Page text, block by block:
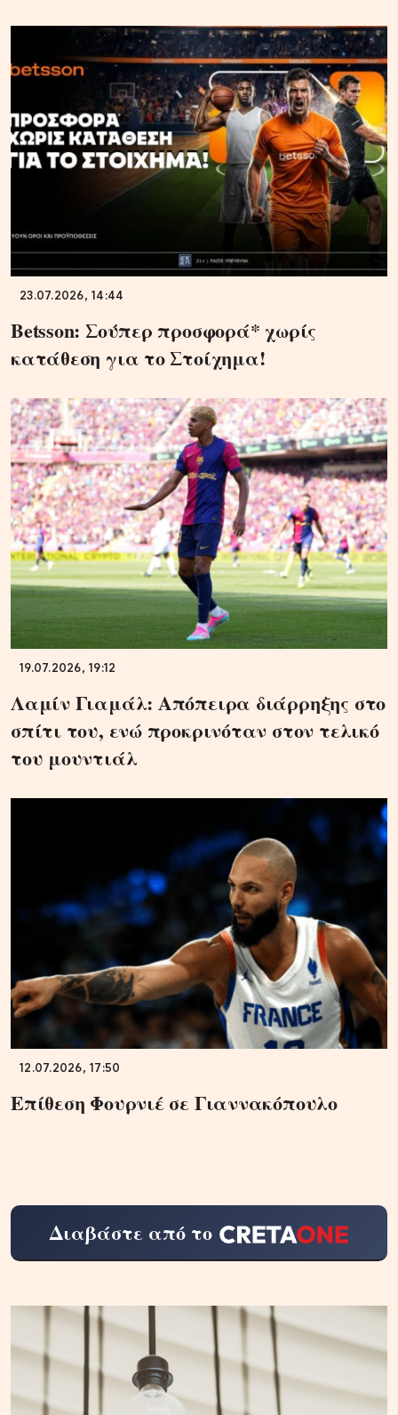
23.07.2026, 14:44
Betsson: Σούπερ προσφορά* χωρίς
κατάθεση για το Στοίχημα!
19.07.2026, 19:12
Λαμίν Γιαμάλ: Απόπειρα διάρρηξης στο
σπίτι του, ενώ προκρινόταν στον τελικό
του μουντιάλ
12.07.2026, 17:50
Επίθεση Φουρνιέ σε Γιαννακόπουλο
Διαβάστε από το